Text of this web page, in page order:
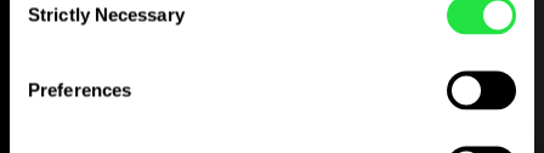
Selection
Strictly Necessary
Preferences